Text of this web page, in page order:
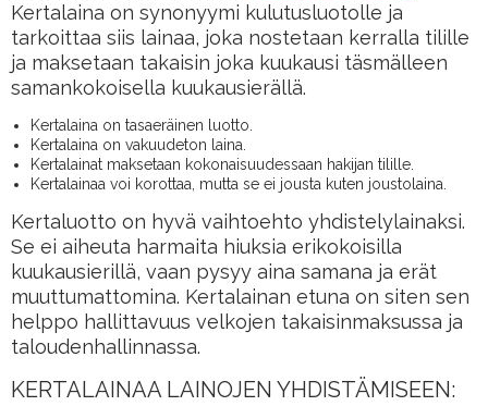
Kertalaina on synonyymi kulutusluotolle ja
tarkoittaa siis lainaa, joka nostetaan kerralla tilille
ja maksetaan takaisin joka kuukausi täsmälleen
samankokoisella kuukausierällä.
Kertalaina on tasaeräinen luotto.
Kertalaina on vakuudeton laina.
Kertalainat maksetaan kokonaisuudessaan hakijan tilille.
Kertalainaa voi korottaa, mutta se ei jousta kuten joustolaina.
Kertaluotto on hyvä vaihtoehto yhdistelylainaksi.
Se ei aiheuta harmaita hiuksia erikokoisilla
kuukausierillä, vaan pysyy aina samana ja erät
muuttumattomina. Kertalainan etuna on siten sen
helppo hallittavuus velkojen takaisinmaksussa ja
taloudenhallinnassa.
KERTALAINAA LAINOJEN YHDISTÄMISEEN: